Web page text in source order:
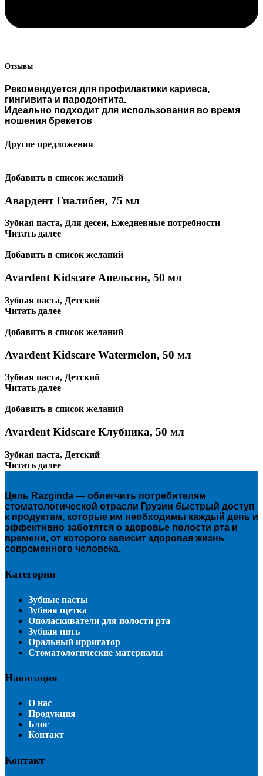
Отзывы
Рекомендуется для профилактики кариеса,
гингивита и пародонтита.
Идеально подходит для использования во время
ношения брекетов
Другие предложения
Добавить в список желаний
Авардент Гиалибен, 75 мл
Зубная паста, Для десен, Ежедневные потребности
Читать далее
Добавить в список желаний
Avardent Kidscare Апельсин, 50 мл
Зубная паста, Детский
Читать далее
Добавить в список желаний
Avardent Kidscare Watermelon, 50 мл
Зубная паста, Детский
Читать далее
Добавить в список желаний
Avardent Kidscare Клубника, 50 мл
Зубная паста, Детский
Читать далее
Цель Razginda — облегчить потребителям
стоматологической отрасли Грузии быстрый доступ
к продуктам, которые им необходимы каждый день и
эффективно заботятся о здоровье полости рта и
времени, от которого зависит здоровая жизнь
современного человека.
Категории
Зубные пасты
Зубная щетка
Ополаскиватели для полости рта
Зубная нить
Оральный ирригатор
Стоматологические материалы
Навигация
О нас
Продукция
Блог
Контакт
Контакт